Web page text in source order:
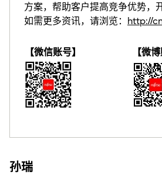
方案，帮助客户提高竞争优势，
如需更多资讯，请浏览：
http://
【微信账号】 【微
孙瑞